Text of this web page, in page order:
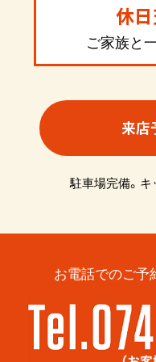
休
ご家族と
来店
駐車場完備。キ
お電話でのご予